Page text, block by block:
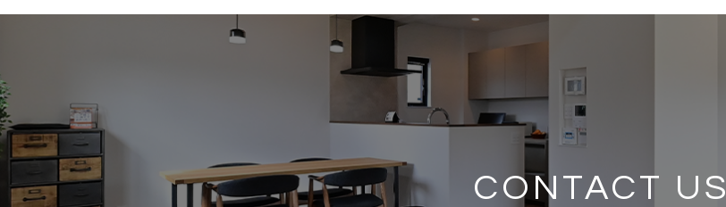
CONTACT US